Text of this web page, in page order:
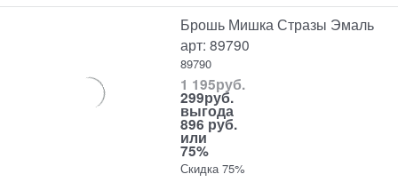
Брошь Мишка Стразы Эмаль
арт: 89790
89790
1 195руб.
299руб.
выгода
896 руб.
или
75%
Скидка 75%